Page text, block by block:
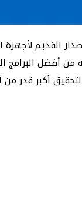
القديم لأجهزة
من أفضل البرامج